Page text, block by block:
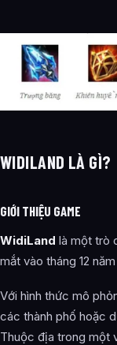
WIDILAND LÀ GÌ?
GIỚI THIỆU GAME
WidiLand là một trò
mắt vào tháng 12 năm
Với hình thức mô
các thành phố hoặc
Thuộc địa trong một